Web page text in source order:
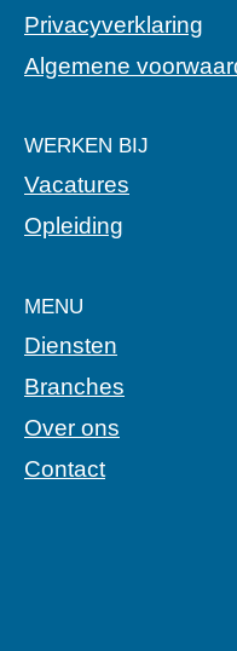
Privacyverklaring
Algemene
WERKEN BIJ
Vacatures
Opleiding
MENU
Diensten
Branches
Over ons
Contact